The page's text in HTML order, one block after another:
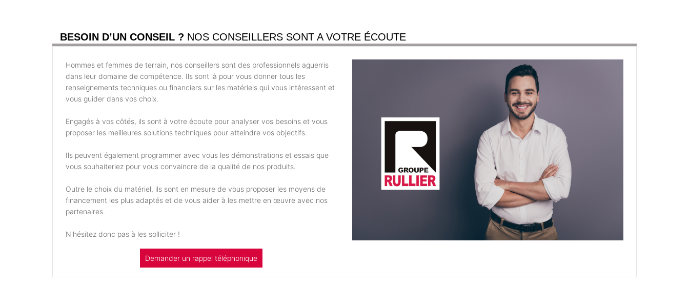
BESOIN D’UN CONSEIL ? NOS CONSEILLERS SONT A VOTRE ÉCOUTE
Hommes et femmes de terrain, nos conseillers sont des professionnels aguerris
dans leur domaine de compétence. Ils sont là pour vous donner tous les
renseignements techniques ou financiers sur les matériels qui vous intéressent et
vous guider dans vos choix.
Engagés à vos côtés, ils sont à votre écoute pour analyser vos besoins et vous
proposer les meilleures solutions techniques pour atteindre vos objectifs.
Ils peuvent également programmer avec vous les démonstrations et essais que
vous souhaiteriez pour vous convaincre de la qualité de nos produits.
Outre le choix du matériel, ils sont en mesure de vous proposer les moyens de
financement les plus adaptés et de vous aider à les mettre en œuvre avec nos
partenaires.
N'hésitez donc pas à les solliciter !
Demander un rappel téléphonique